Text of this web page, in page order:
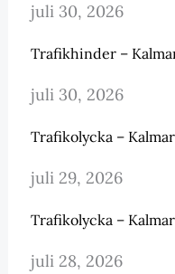
juli 30, 2026
Trafikhinder –
juli 30, 2026
Trafikolycka –
juli 29, 2026
Trafikolycka –
juli 28, 2026